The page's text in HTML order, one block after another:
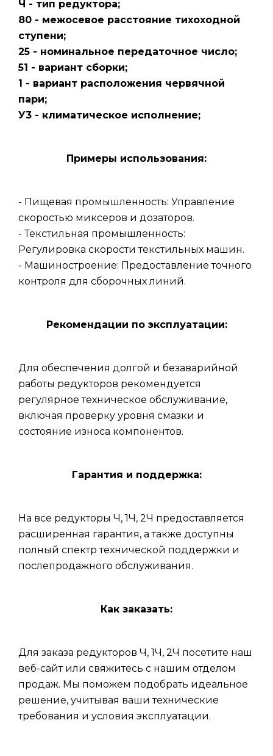
Ч - тип редуктора;
80 - межосевое расстояние тихоходной
ступени;
25 - номинальное передаточное число;
51 - вариант сборки;
1 - вариант расположения червячной
пари;
У3 - климатическое исполнение;
Примеры использования:
- Пищевая промышленность: Управление
скоростью миксеров и дозаторов.
- Текстильная промышленность:
Регулировка скорости текстильных машин.
- Машиностроение: Предоставление точного
контроля для сборочных линий.
Рекомендации по эксплуатации:
Для обеспечения долгой и безаварийной
работы редукторов рекомендуется
регулярное техническое обслуживание,
включая проверку уровня смазки и
состояние износа компонентов.
Гарантия и поддержка:
На все редукторы Ч, 1Ч, 2Ч предоставляется
расширенная гарантия, а также доступны
полный спектр технической поддержки и
послепродажного обслуживания.
Как заказать:
Для заказа редукторов Ч, 1Ч, 2Ч посетите наш
веб-сайт или свяжитесь с нашим отделом
продаж. Мы поможем подобрать идеальное
решение, учитывая ваши технические
требования и условия эксплуатации.